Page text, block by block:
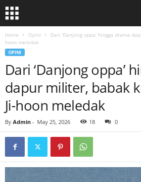
Home Opini
Dari ‘Danjong oppa’ hingga drama
hoon meledak
OPINI
Dari ‘Danjong oppa’
dapur militer, babak
Ji-hoon meledak
By Admin - May 25, 2026 18 0